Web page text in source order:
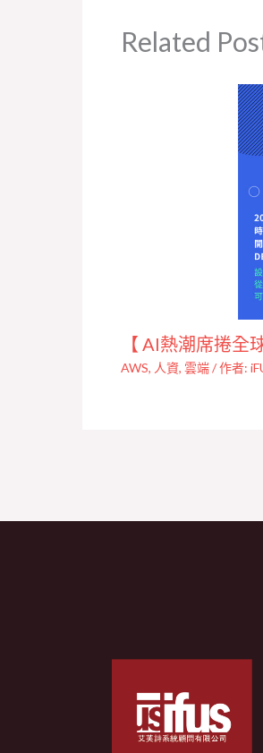
Related
【 AI熱潮席捲全
AWS, 人資, 雲端/ 作者: